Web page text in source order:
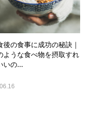
後の食事に成功の秘訣｜
ような食べ物を摂取すれ
いの...